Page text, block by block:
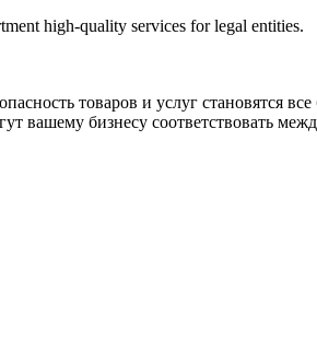
high-quality services for legal entities.
товаров и услуг
вашему бизнесу соответствовать